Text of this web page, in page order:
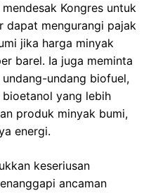
Kongres untuk
dapat mengurangi pajak
jika harga minyak
barel. Ia juga meminta
undang biofuel,
bioetanol yang lebih
produk minyak bumi,
energi.
keseriusan
ancaman